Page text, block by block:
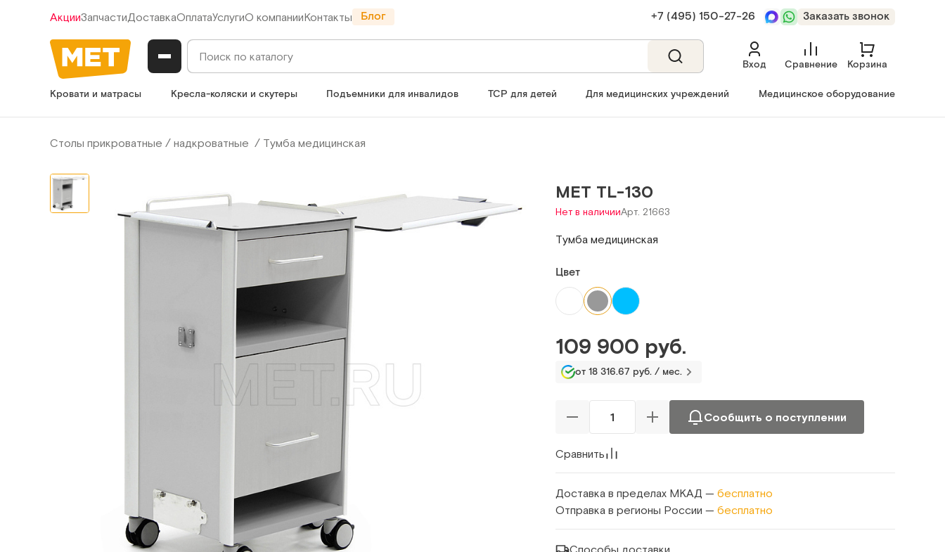
АкцииЗапчастиДоставкаОплатаУслугиО компанииКонтакты Блог +7 (495) 150‑27‑26 Заказать звонок
Вход Сравнение Корзина
Кровати и матрасы Кресла-коляски и скутеры Подъемники для инвалидов ТСР для детей Для медицинских учреждений Медицинское оборудование
Столы прикроватные / надкроватные Тумба медицинская
МЕТ TL-130
Нет в наличииАрт. 21663
Тумба медицинская
Цвет
109 900 руб.
от 18 316.67 руб. / мес.
Сообщить о поступлении
Сравнить
Доставка в пределах МКАД — бесплатно
Отправка в регионы России — бесплатно
Способы доставки